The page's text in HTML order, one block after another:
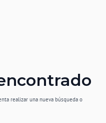
realizar una nueva búsqueda o